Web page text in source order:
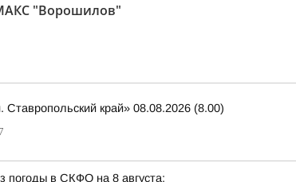
"Ворошилов"
Ставропольский край» 08.08.2026 (8.00)
погоды в СКФО на 8 августа: